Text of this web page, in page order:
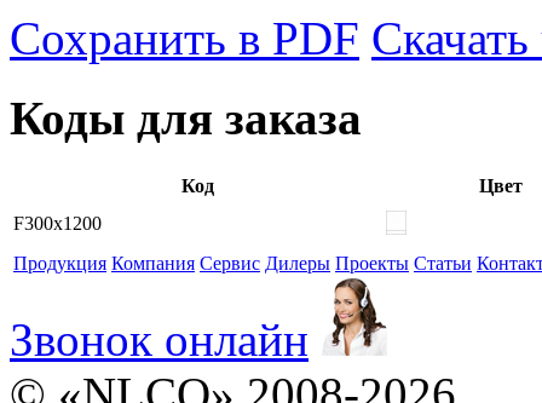
Сохранить в PDF
Коды для заказа
Код
Цвет
F300x1200
Продукция Компания Сервис Дилеры Проекты Статьи
Звонок онлайн